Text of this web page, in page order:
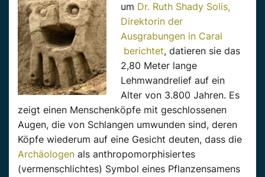
um Dr. Ruth Shady Solis,
Direktorin der
Ausgrabungen in Caral
berichtet, datieren sie das
2,80 Meter lange
Lehmwandrelief auf ein
Alter von 3.800 Jahren. Es
zeigt einen Menschenköpfe mit geschlossenen
Augen, die von Schlangen umwunden sind, deren
Köpfe wiederum auf eine Gesicht deuten, dass die
Archäologen als anthropomorphisiertes
(vermenschlichtes) Symbol eines Pflanzensamens